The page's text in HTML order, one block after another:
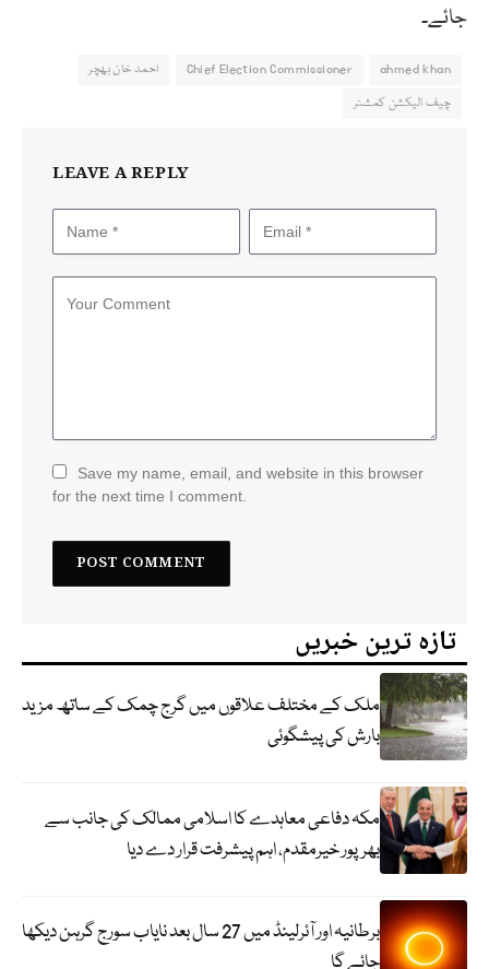
جائے۔
ahmed khan
Chief Election Commissioner
احمد خان بھچر
چیف الیکشن کمشنر
LEAVE A REPLY
Save my name, email, and website in this browser
for the next time I comment.
تازہ ترین خبریں
ملک کے مختلف علاقوں میں گرج چمک کے ساتھ مزید
بارش کی پیشگوئی
مکہ دفاعی معاہدے کا اسلامی ممالک کی جانب سے
بھرپور خیرمقدم، اہم پیشرفت قرار دے دیا
برطانیہ اور آئرلینڈ میں 27 سال بعد نایاب سورج گرہن دیکھا
جائے گا